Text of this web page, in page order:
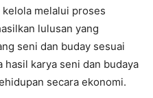
melalui proses
lulusan yang
seni dan buday sesuai
karya seni dan budaya
secara ekonomi.